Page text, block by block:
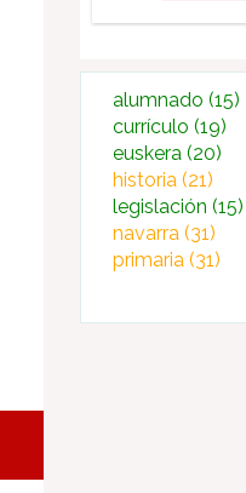
alumnado(15)
currículo(19)
euskera(20)
historia(21)
legislación(15)
navarra(31)
primaria(31)